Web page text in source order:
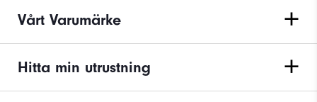
Vårt Varumärke
Hitta min utrustning